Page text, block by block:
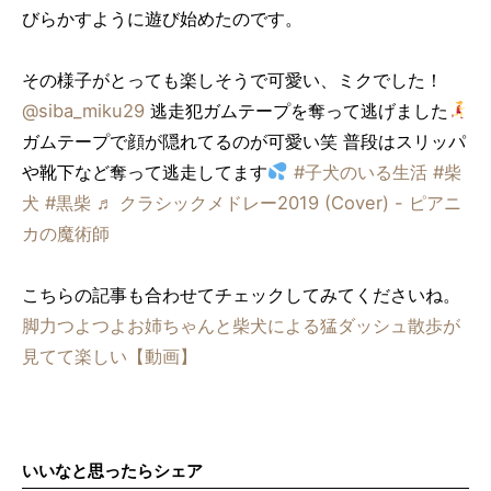
びらかすように遊び始めたのです。
その様子がとっても楽しそうで可愛い、ミクでした！
@siba_miku29 逃走犯ガムテープを奪って逃げました
ガムテープで顔が隠れてるのが可愛い笑 普段はスリッパ
や靴下など奪って逃走してます
#子犬のいる生活 #柴
犬 #黒柴 ♬ クラシックメドレー2019 (Cover) - ピアニ
カの魔術師
こちらの記事も合わせてチェックしてみてくださいね。
脚力つよつよお姉ちゃんと柴犬による猛ダッシュ散歩が
見てて楽しい【動画】
いいなと思ったらシェア